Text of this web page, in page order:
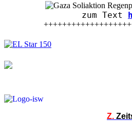
zum Text
Z.